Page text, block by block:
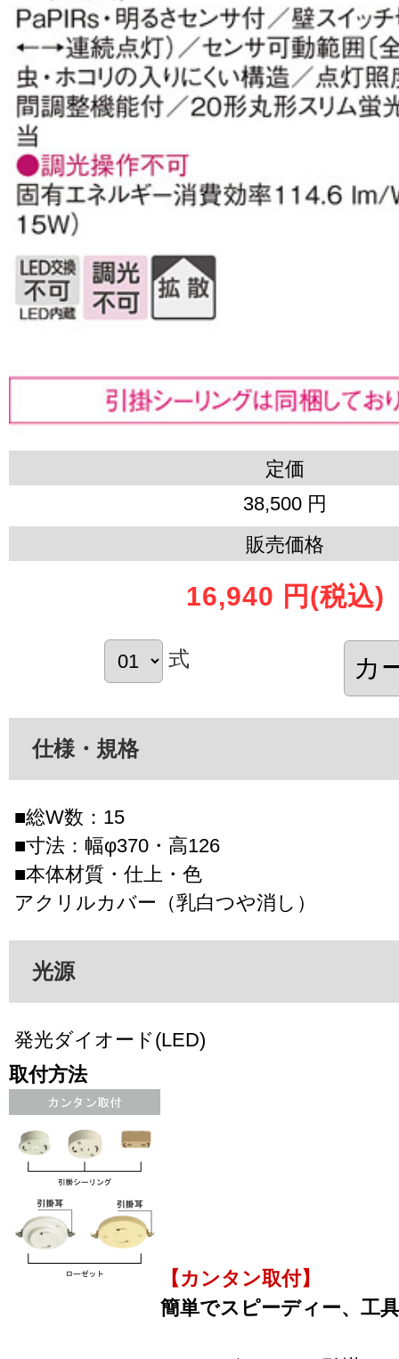
定価
38,500 円
販売価格
16,940 円 (税込)
式
仕様・規格
■総W数：15
■寸法：幅φ370・高126
■本体材質・仕上・色
アクリルカバー（乳白つや消し）
光源
発光ダイオード(LED)
取付方法
【カンタン取付】
簡単でスピーディー、工